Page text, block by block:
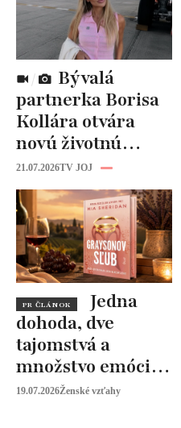
partnerka Borisa
Kollára otvára
novú životnú
kapitolu: Laura
Vizváryová ide
pomáhať ženám
21.07.2026TV JOJ
PR ČLÁNOK
dohoda, dve
tajomstvá a
množstvo emócií.
Mia Sheridan a
19.07.2026Ženské vzťahy